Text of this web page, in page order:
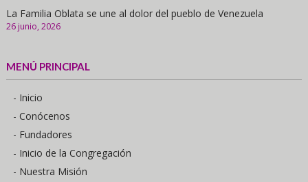
La Familia Oblata se une al dolor del pueblo de Venezuela
26 junio, 2026
MENÚ PRINCIPAL
- Inicio
- Conócenos
- Fundadores
- Inicio de la Congregación
- Nuestra Misión